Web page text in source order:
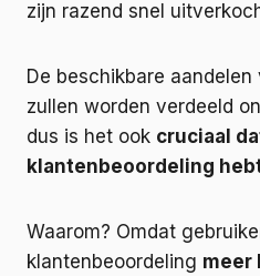
zijn razend snel
De beschikbare aandelen
zullen worden verdeeld
dus is het ook cruciaal
klantenbeoordeling
Waarom? Omdat
klantenbeoordeling meer